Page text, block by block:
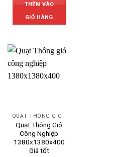
THÊM VÀO
GIỎ HÀNG
Quạt Thông Gió
Công Nghiệp
1380x1380x400
Giá tốt